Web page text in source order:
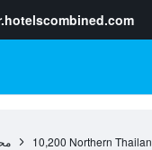
Northern
10,200